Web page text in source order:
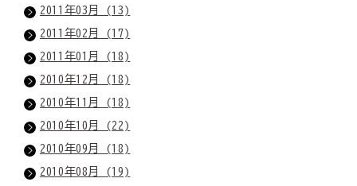
2011年03月 (13)
2011年02月 (17)
2011年01月 (18)
2010年12月 (18)
2010年11月 (18)
2010年10月 (22)
2010年09月 (18)
2010年08月 (19)